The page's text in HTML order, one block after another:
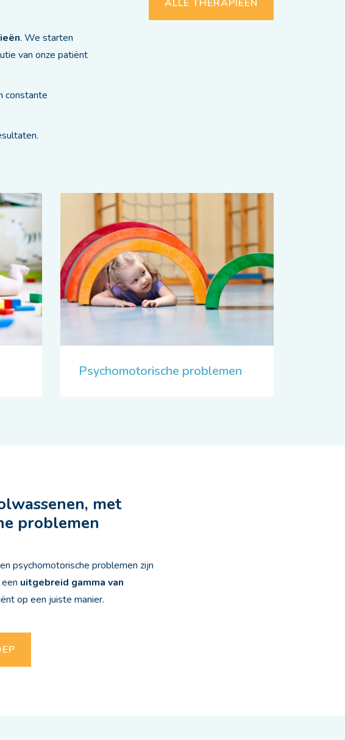
. We starten
van onze patiënt
constante
ALLE THERAPIEËN
Psychomotorische problemen
met
problemen
psychomotorische problemen zijn
uitgebreid gamma van
op een juiste manier.